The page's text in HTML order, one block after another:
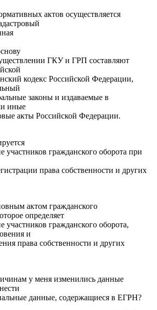
актов осуществляется
ГКУ и ГРП составляют
кодекс Российской Федерации,
законы и издаваемые в
иные
акты Российской Федерации.
участников гражданского оборота при
права собственности и других
актом гражданского
определяет
участников гражданского оборота,
и
права собственности и других
у меня изменились данные
данные, содержащиеся в ЕГРН?